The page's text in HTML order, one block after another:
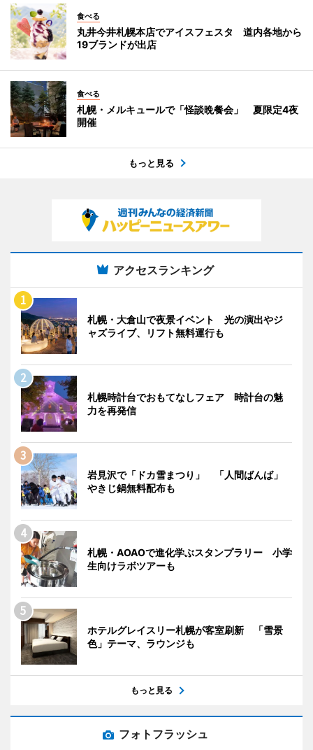
食べる
丸井今井札幌本店でアイスフェスタ 道内各地から
19ブランドが出店
食べる
札幌・メルキュールで「怪談晩餐会」 夏限定4夜
開催
もっと見る
アクセスランキング
札幌・大倉山で夜景イベント 光の演出やジ
ャズライブ、リフト無料運行も
札幌時計台でおもてなしフェア 時計台の魅
力を再発信
岩見沢で「ドカ雪まつり」 「人間ばんば」
やきじ鍋無料配布も
札幌・AOAOで進化学ぶスタンプラリー 小学
生向けラボツアーも
ホテルグレイスリー札幌が客室刷新 「雪景
色」テーマ、ラウンジも
もっと見る
フォトフラッシュ